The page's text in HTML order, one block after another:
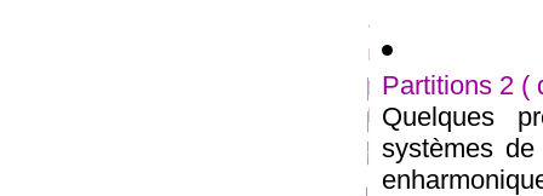
Partitions 2 (
Quelques
systèmes